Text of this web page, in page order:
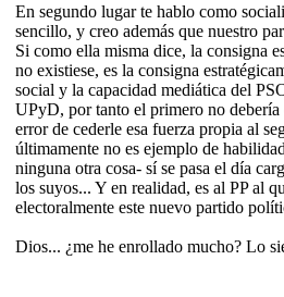
En segundo lugar te hablo como
sencillo, y creo además que nuestro
Si como ella misma dice, la consigna
no existiese, es la consigna
social y la capacidad mediática del
UPyD, por tanto el primero no debería
error de cederle esa fuerza propia al
últimamente no es ejemplo de
ninguna otra cosa- sí se pasa el día
los suyos... Y en realidad, es al PP al
electoralmente este nuevo partido
Dios... ¿me he enrollado mucho? Lo